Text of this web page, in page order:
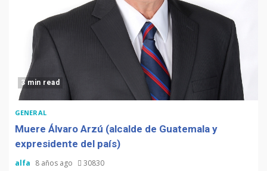
3 min read
GENERAL
Muere Álvaro Arzú (alcalde de Guatemala y
expresidente del país)
alfa 8 años ago 30830